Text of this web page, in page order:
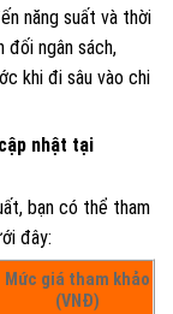
năng suất và thời
đối ngân sách,
khi đi sâu vào chi
nhật tại
bạn có thể tham
đây:
Mức giá tham khảo
(VNĐ)